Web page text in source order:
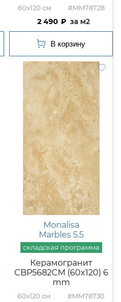
60x120 #MM78728
2 490 м2
Monalisa
Marbles 5.5
Керамогранит
CBP5682CM (60x120) 6
mm
60x120 #MM78730